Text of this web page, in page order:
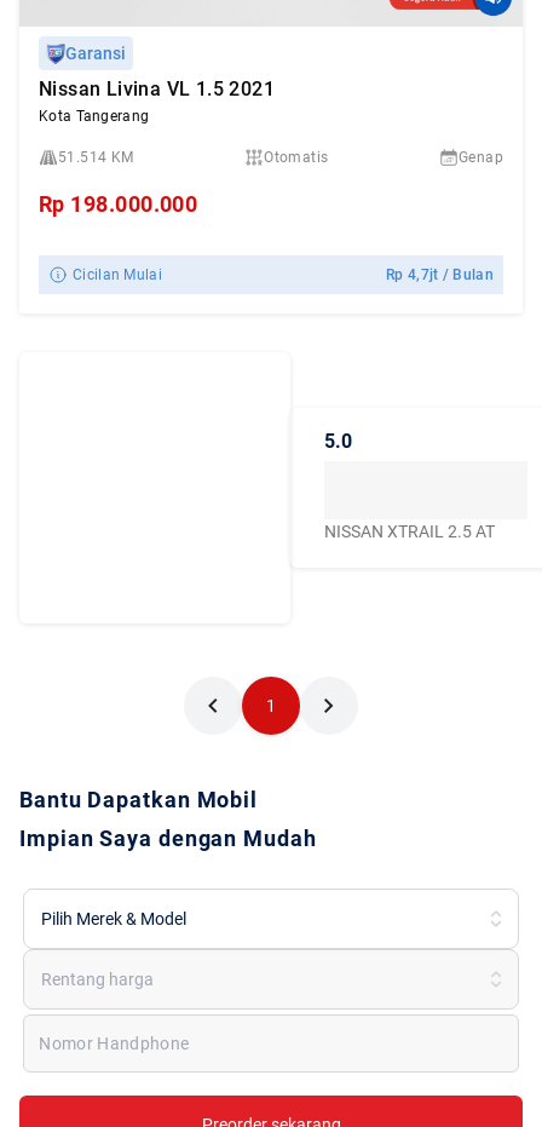
Garansi
Nissan Livina VL 1.5 2021
Kota Tangerang
51.514 KM Otomatis Genap
Rp 198.000.000
Cicilan Mulai Rp4,7jt / Bulan
5.0
NISSAN XTRAIL 2.5 AT
1
Bantu Dapatkan Mobil
Impian Saya dengan Mudah
Pilih Merek & Model
Rentang harga
Nomor Handphone